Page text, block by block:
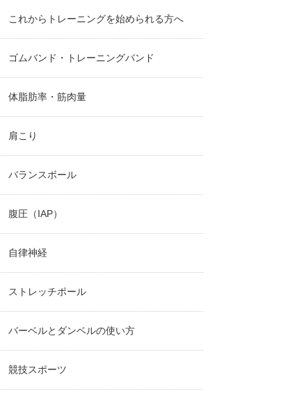
これからトレーニングを始められる方へ
ゴムバンド・トレーニングバンド
体脂肪率・筋肉量
肩こり
バランスボール
腹圧（IAP）
自律神経
ストレッチポール
バーベルとダンベルの使い方
競技スポーツ